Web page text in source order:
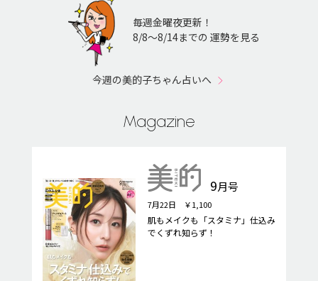
毎週金曜夜更新！
8/8〜8/14までの 運勢を見る
今週の美的子ちゃん占いへ
Magazine
9月号
7月22日 ￥1,100
肌もメイクも「スタミナ」仕込み
でくずれ知らず！